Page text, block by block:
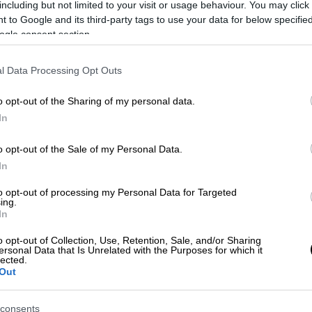
but not limited to your visit or usage behaviour. You may
to Google and its third-party tags to use your data for below
consent section.
Data Processing Opt Outs
opt-out of the Sharing of my personal data.
opt-out of the Sale of my Personal Data.
opt-out of processing my Personal Data for Targeted
opt-out of Collection, Use, Retention, Sale, and/or Sharing
Data that Is Unrelated with the Purposes for which it
το ΕΘΝΟΣ στη Google
τις 22:00 το βράδυ της Πέμπτης (31/7)